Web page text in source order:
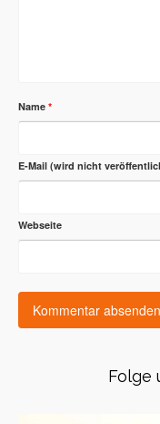
Name *
E-Mail (wird nicht
Webseite
Folge